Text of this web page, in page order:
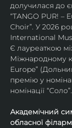
долучилася до
“TANGO PUR!
Choir”. У 2026
International
Є лауреаткою
Міжнародному
Europe”
премію у
номінації “Соло”.
Академічний
обласної